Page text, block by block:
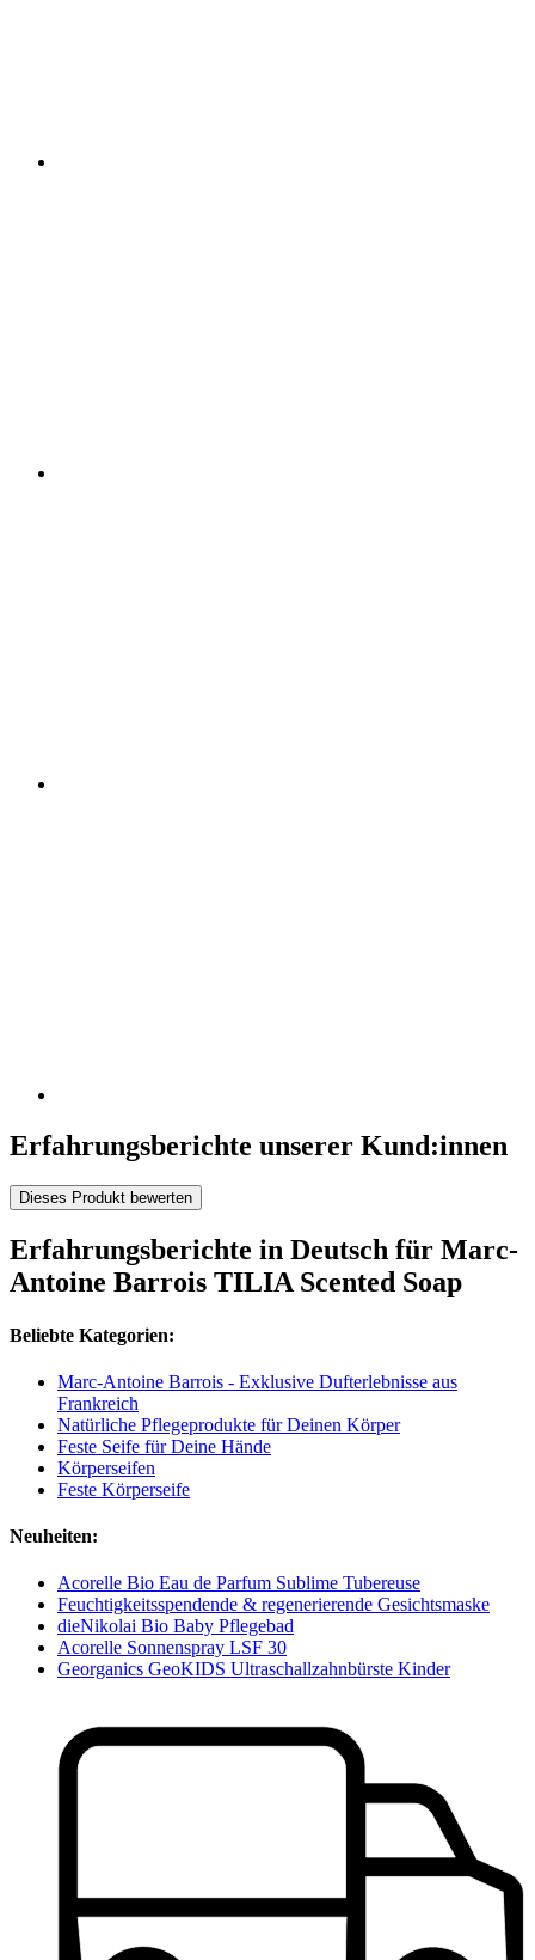
Erfahrungsberichte unserer Kund:innen
Dieses Produkt bewerten
Erfahrungsberichte in Deutsch für Marc-
Antoine Barrois TILIA Scented Soap
Beliebte Kategorien:
Marc-Antoine Barrois - Exklusive Dufterlebnisse aus
Frankreich
Natürliche Pflegeprodukte für Deinen Körper
Feste Seife für Deine Hände
Körperseifen
Feste Körperseife
Neuheiten:
Acorelle Bio Eau de Parfum Sublime Tubereuse
Feuchtigkeitsspendende & regenerierende Gesichtsmaske
dieNikolai Bio Baby Pflegebad
Acorelle Sonnenspray LSF 30
Georganics GeoKIDS Ultraschallzahnbürste Kinder